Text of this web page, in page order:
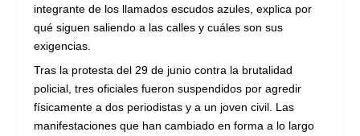
integrante de los llamados escudos azules, explica por
qué siguen saliendo a las calles y cuáles son sus
exigencias.
Tras la protesta del 29 de junio contra la brutalidad
policial, tres oficiales fueron suspendidos por agredir
físicamente a dos periodistas y a un joven civil. Las
manifestaciones que han cambiado en forma a lo largo